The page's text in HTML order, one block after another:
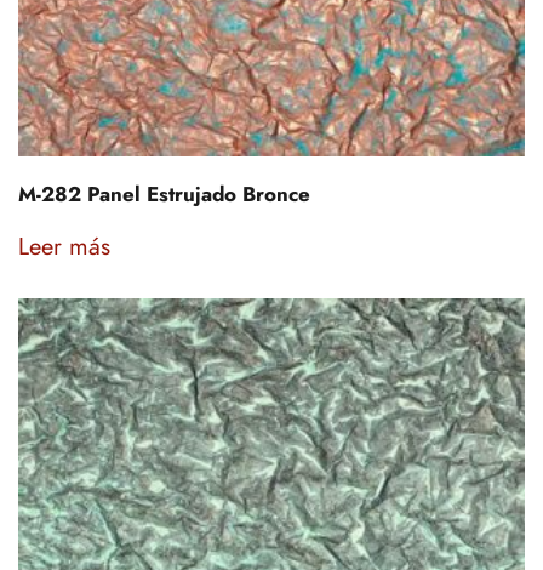
M-282 Panel Estrujado Bronce
Leer más